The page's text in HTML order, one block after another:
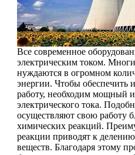
Все современное
электрическим током.
нуждаются в огромном
энергии. Чтобы обеспечить
работу, необходим мощный
электрического тока.
осуществляют свою работу
химических реакций.
реакции приводят к
веществ. Благодаря этому